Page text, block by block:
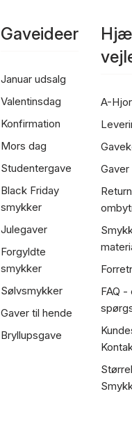
Gaveideer
Januar udsalg
Valentinsdag
Konfirmation
Mors dag
Studentergave
Black Friday
smykker
Julegaver
Forgyldte
smykker
Sølvsmykker
Gaver til hende
Bryllupsgave
A-
FAQ